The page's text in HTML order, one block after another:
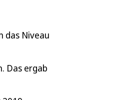
das Niveau
Das ergab